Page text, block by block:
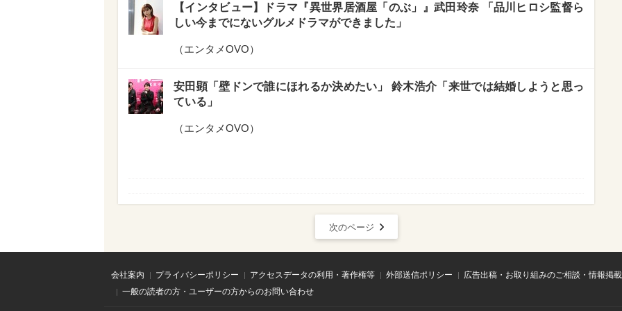
【インタビュー】ドラマ『異世界居酒屋「のぶ」』武田玲奈 「品川ヒロシ監督ら
しい今までにないグルメドラマができました」
（エンタメOVO）
安田顕「壁ドンで誰にほれるか決めたい」 鈴木浩介「来世では結婚しようと思っ
ている」
（エンタメOVO）
次のページ
会社案内 プライバシーポリシー アクセスデータの利用・著作権等 外部送信ポリシー
広告出稿・お取り組みのご相談・情報掲
一般の読者の方・ユーザーの方からのお問い合わせ